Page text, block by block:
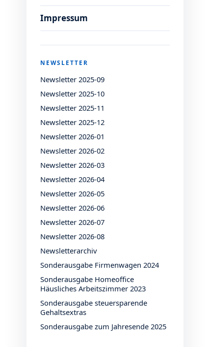
Impressum
NEWSLETTER
Newsletter 2025-09
Newsletter 2025-10
Newsletter 2025-11
Newsletter 2025-12
Newsletter 2026-01
Newsletter 2026-02
Newsletter 2026-03
Newsletter 2026-04
Newsletter 2026-05
Newsletter 2026-06
Newsletter 2026-07
Newsletter 2026-08
Newsletterarchiv
Sonderausgabe Firmenwagen 2024
Sonderausgabe Homeoffice
Häusliches Arbeitszimmer 2023
Sonderausgabe steuersparende
Gehaltsextras
Sonderausgabe zum Jahresende 2025